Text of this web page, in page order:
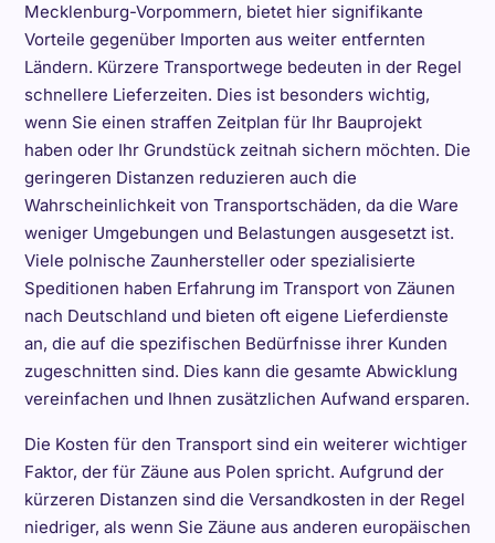
Mecklenburg-Vorpommern, bietet hier signifikante
Vorteile gegenüber Importen aus weiter entfernten
Ländern. Kürzere Transportwege bedeuten in der Regel
schnellere Lieferzeiten. Dies ist besonders wichtig,
wenn Sie einen straffen Zeitplan für Ihr Bauprojekt
haben oder Ihr Grundstück zeitnah sichern möchten. Die
geringeren Distanzen reduzieren auch die
Wahrscheinlichkeit von Transportschäden, da die Ware
weniger Umgebungen und Belastungen ausgesetzt ist.
Viele polnische Zaunhersteller oder spezialisierte
Speditionen haben Erfahrung im Transport von Zäunen
nach Deutschland und bieten oft eigene Lieferdienste
an, die auf die spezifischen Bedürfnisse ihrer Kunden
zugeschnitten sind. Dies kann die gesamte Abwicklung
vereinfachen und Ihnen zusätzlichen Aufwand ersparen.
Die Kosten für den Transport sind ein weiterer wichtiger
Faktor, der für Zäune aus Polen spricht. Aufgrund der
kürzeren Distanzen sind die Versandkosten in der Regel
niedriger, als wenn Sie Zäune aus anderen europäischen